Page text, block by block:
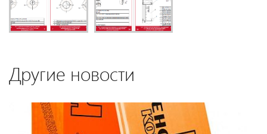
Другие новости